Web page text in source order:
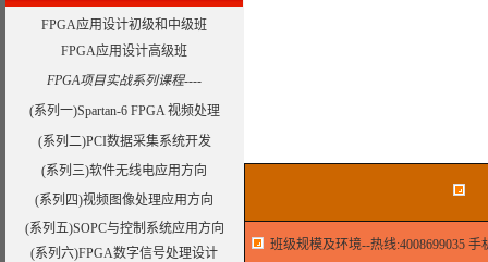
FPGA应用设计初级和中级班
FPGA应用设计高级班
FPGA项目实战系列课程----
(系列一)Spartan-6 FPGA 视频处理
(系列二)PCI数据采集系统开发
(系列三)软件无线电应用方向
(系列四)视频图像处理应用方向
(系列五)SOPC与控制系统应用方向
(系列六)FPGA数字信号处理设计
班级规模及环境--热线:4008699035 手